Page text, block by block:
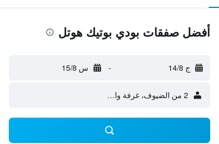
أفضل صفقات بودي بوتيك هوتل
ج 14/8 - س 15/8
2 من الضيوف، غرفة واحدة